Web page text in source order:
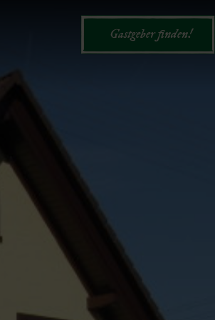
Gastgeber finden!